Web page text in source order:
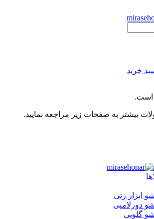
خرید
است.
بیشتر به صفحات زیر مراجعه نمایید.
ابزار زنی
دورلامپی
گلویی